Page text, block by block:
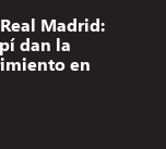
Madrid:
dan la
en